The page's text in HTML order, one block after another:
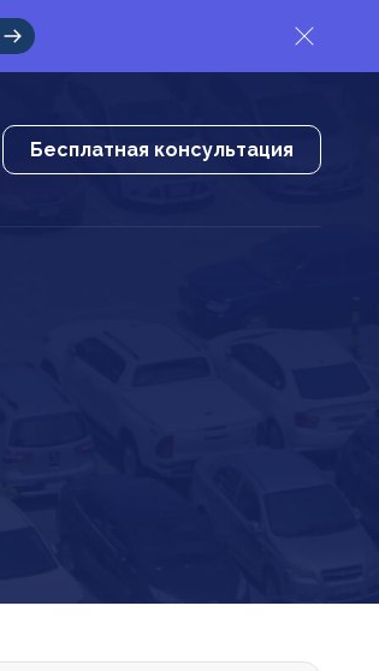
Бесплатная консультация